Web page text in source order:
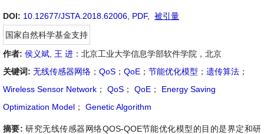
DOI: 10.12677/JSTA.2018.62006 PDF,
被引量
国家自然科学基金支持
作者: 侯义斌 王 进 ：北京工业大学信息学部软件学院，北京
关键词: 无线传感器网络 ； QoS ； QoE ； 节能优化模型 ； 遗传算法 ；
Wireless Sensor Network ； QoS ； QoE ；
Energy Saving
Optimization Model ； Genetic Algorithm
摘要:研究无线传感器网络QOS-QOE节能优化模型的目的是界定和研